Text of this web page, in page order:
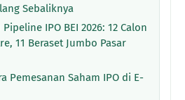
Sebaliknya
IPO BEI 2026: 12 Calon
11 Beraset Jumbo Pasar
Pemesanan Saham IPO di E-